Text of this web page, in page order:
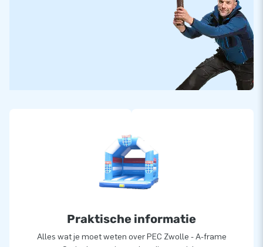
Praktische informatie
Alles wat je moet weten over PEC Zwolle - A-frame